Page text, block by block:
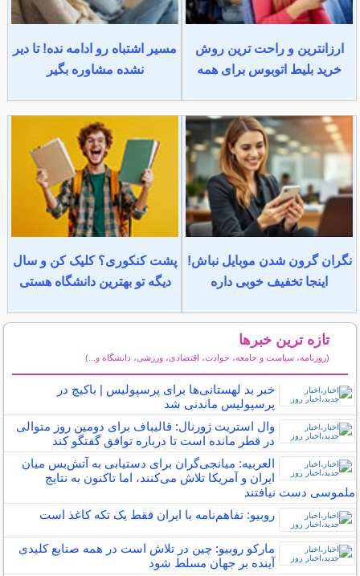
ارزانترین و راحت ترین روش
خرید بلیط اتوبوس برای همه
مسیر اشتباه رو ادامه نده! تا دیر
نشده مشاوره بگیر
نگران گرون شدن موبایل نباش!
اینجا تخفیف خوبی داره
پشت کنکوری؟ کلیک کن و سال
دیگه تو بهترین دانشگاه هستی
تازه ترین خبرها
(روزنامه، سیاست و جامعه، حوادث، اقتصادی، ورزشی، دانشگاه و...)
خبر بد لهستانی‌ها برای پرسپولیس | باکیچ در
پرسپولیس ماندنی شد
وال استریت ژورنال: قالیباف برای دومین روز متوالی
در قطر مانده است تا درباره توافق گفتگو کند
العربیه: میانجی‌گران برای دستیابی به آتش‌بس میان
ایران و آمریکا تلاش می‌کنند، اما تاکنون به نتایج
ملموسی دست نیافتند
روبیو: تفاهم‌نامه با ایران فقط یک تکه کاغذ است
مارکو روبیو: چین در تلاش است در همه صنایع کلیدی
آینده بر جهان مسلط شود